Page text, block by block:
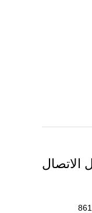
الاتصال